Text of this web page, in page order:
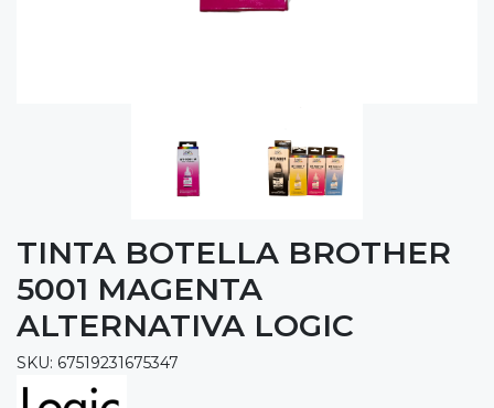
TINTA BOTELLA BROTHER
5001 MAGENTA
ALTERNATIVA LOGIC
SKU: 67519231675347